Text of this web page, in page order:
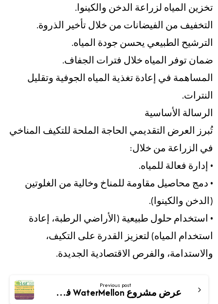
تخزين المياه لزراعة الدخن والكينوا.
التخفيف من الفيضانات من خلال تأخير الذروة.
الترشيح الطبيعي يحسن جودة المياه.
ضمان توفر المياه خلال فترات الجفاف.
المساهمة في إعادة تغذية المياه الجوفية وتقليل
النترات.
الرسالة الأساسية
تُبرز العرض التقديمي الحاجة الملحة للتكيف المناخي
في الزراعة من خلال:
• إدارة فعالة للمياه.
• دمج محاصيل مقاومة للمناخ وخالية من الغلوتين
(الدخن والكينوا).
• استخدام حلول طبيعية (الأراضي الرطبة، إعادة
استخدام المياه) لتعزيز القدرة على التكيف،
والاستدامة، والفرص الاقتصادية الجديدة.
Previous post
عرض مشروع WaterMellon في المؤتمر السادس والثلاثين لـ AAIC في الولايات المتحدة الأمريكية